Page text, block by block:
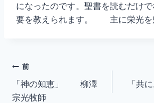
になったのです。聖書を読むだけ
要を教えられます。 主に栄光を
投
稿
前
「神の知恵」 柳澤
宗光牧師
「共